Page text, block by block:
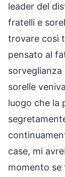
leader del
fratelli e
trovare così
pensato al
sorelle
luogo che la
case, mi
momento se